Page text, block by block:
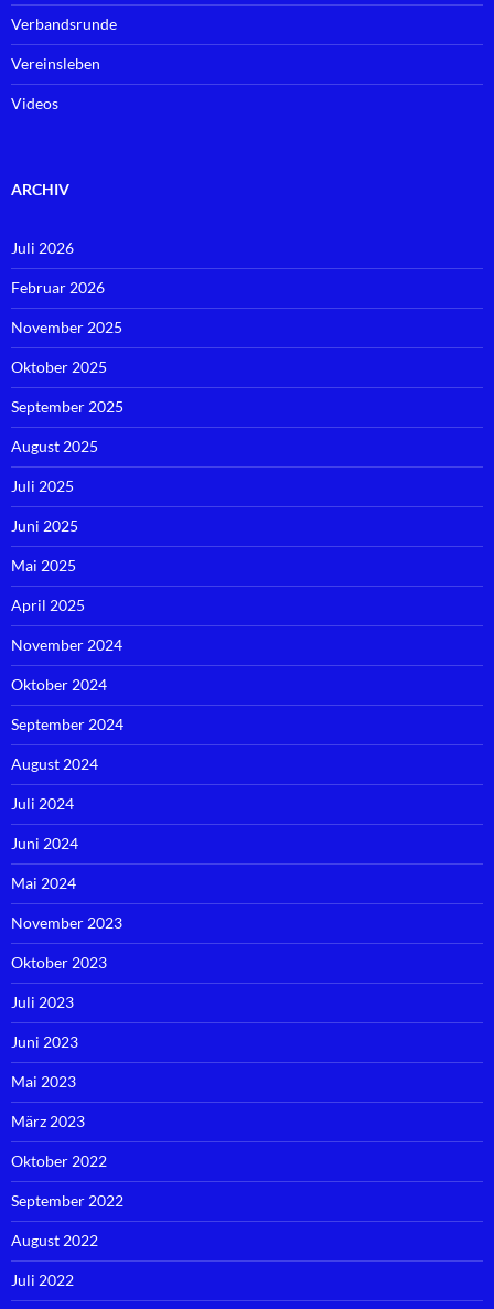
Verbandsrunde
Vereinsleben
Videos
ARCHIV
Juli 2026
Februar 2026
November 2025
Oktober 2025
September 2025
August 2025
Juli 2025
Juni 2025
Mai 2025
April 2025
November 2024
Oktober 2024
September 2024
August 2024
Juli 2024
Juni 2024
Mai 2024
November 2023
Oktober 2023
Juli 2023
Juni 2023
Mai 2023
März 2023
Oktober 2022
September 2022
August 2022
Juli 2022